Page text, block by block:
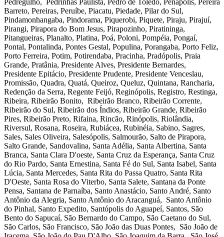
Pedregulho, Pedrinhas Paulista, Pedro de Toledo, Penápolis, Pereira
Barreto, Pereiras, Peruíbe, Piacatu, Piedade, Pilar do Sul,
Pindamonhangaba, Pindorama, Piquerobi, Piquete, Piraju, Pirajuí,
Pirangi, Pirapora do Bom Jesus, Pirapozinho, Piratininga,
Pitangueiras, Planalto, Platina, Poá, Poloni, Pompéia, Pongaí,
Pontal, Pontalinda, Pontes Gestal, Populina, Porangaba, Porto Feliz,
Porto Ferreira, Potim, Potirendaba, Pracinha, Pradópolis, Praia
Grande, Pratânia, Presidente Alves, Presidente Bernardes,
Presidente Epitácio, Presidente Prudente, Presidente Venceslau,
Promissão, Quadra, Quatá, Queiroz, Queluz, Quintana, Rancharia,
Redenção da Serra, Regente Feijó, Reginópolis, Registro, Restinga,
Ribeira, Ribeirão Bonito, Ribeirão Branco, Ribeirão Corrente,
Ribeirão do Sul, Ribeirão dos Índios, Ribeirão Grande, Ribeirão
Pires, Ribeirão Preto, Rifaina, Rincão, Rinópolis, Riolândia,
Riversul, Rosana, Roseira, Rubiácea, Rubinéia, Sabino, Sagres,
Sales, Sales Oliveira, Salesópolis, Salmourão, Salto de Pirapora,
Salto Grande, Sandovalina, Santa Adélia, Santa Albertina, Santa
Branca, Santa Clara D'oeste, Santa Cruz da Esperança, Santa Cruz
do Rio Pardo, Santa Ernestina, Santa Fé do Sul, Santa Isabel, Santa
Lúcia, Santa Mercedes, Santa Rita do Passa Quatro, Santa Rita
D'Oeste, Santa Rosa do Viterbo, Santa Salete, Santana da Ponte
Pensa, Santana de Parnaíba, Santo Anastácio, Santo André, Santo
Antônio da Alegria, Santo Antônio do Aracanguá, Santo Antônio
do Pinhal, Santo Expedito, Santópolis do Aguapeí, Santos, São
Bento do Sapucaí, São Bernardo do Campo, São Caetano do Sul,
São Carlos, São Francisco, São João das Duas Pontes, São João de